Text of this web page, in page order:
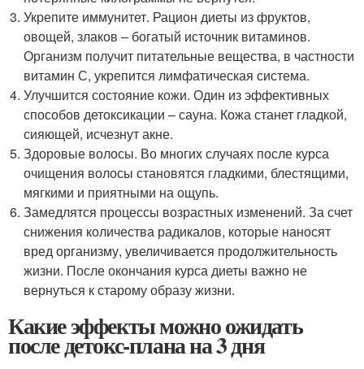
Укрепите иммунитет. Рацион диеты из фруктов,
овощей, злаков – богатый источник витаминов.
Организм получит питательные вещества, в частности
витамин С, укрепится лимфатическая система.
Улучшится состояние кожи. Один из эффективных
способов детоксикации – сауна. Кожа станет гладкой,
сияющей, исчезнут акне.
Здоровые волосы. Во многих случаях после курса
очищения волосы становятся гладкими, блестящими,
мягкими и приятными на ощупь.
Замедлятся процессы возрастных изменений. За счет
снижения количества радикалов, которые наносят
вред организму, увеличивается продолжительность
жизни. После окончания курса диеты важно не
вернуться к старому образу жизни.
Какие эффекты можно ожидать
после детокс-плана на 3 дня